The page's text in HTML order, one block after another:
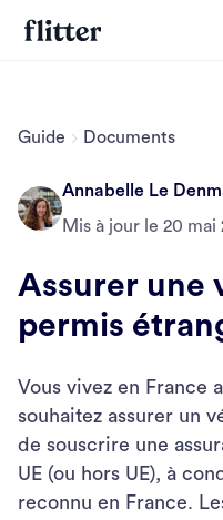
Guide Documents
Annabelle Le
Mis à jour le 20 mai
Assurer une
permis
Vous vivez en France
souhaitez assurer un
de souscrire une
UE (ou hors UE), à
reconnu en France.